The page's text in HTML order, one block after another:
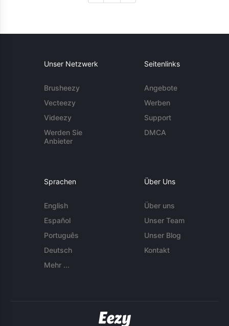
Unser Netzwerk
Brusheezy
Vecteezy
Videezy
Werden Sie
Anbieter
Seitenlinks
Angebote
Werben
Support
DMCA
Sprachen
English
Español
Português
Deutsch
Mehr ...
Über Uns
Über uns
Unser Team
Unser Blog
Kontakt